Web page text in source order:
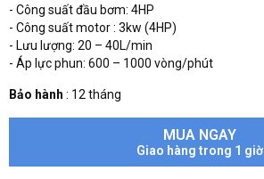
- Công suất đầu bơm: 4HP
- Công suất motor : 3kw (4HP)
- Lưu lượng: 20 – 40L/min
- Áp lực phun: 600 – 1000 vòng/phút
Bảo hành : 12 tháng
MUA NGAY
Giao hàng trong 1 giờ